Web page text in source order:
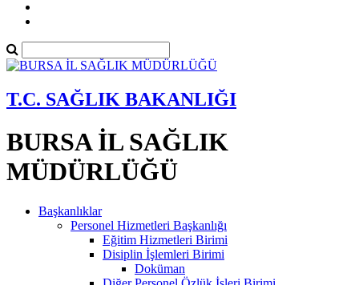
T.C. SAĞLIK BAKANLIĞI
BURSA İL SAĞLIK
MÜDÜRLÜĞÜ
Başkanlıklar
Personel Hizmetleri Başkanlığı
Eğitim Hizmetleri Birimi
Disiplin İşlemleri Birimi
Doküman